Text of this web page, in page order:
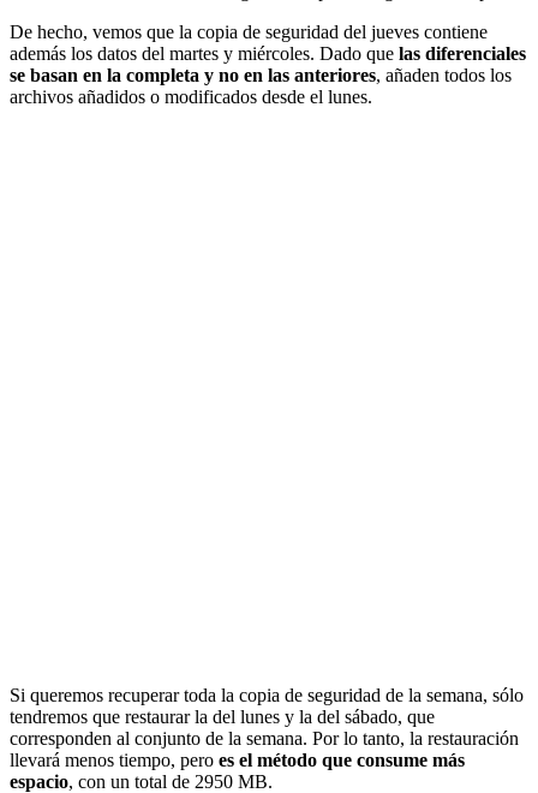
De hecho, vemos que la copia de seguridad del jueves contiene
además los datos del martes y miércoles. Dado que las diferenciales
se basan en la completa y no en las anteriores, añaden todos los
archivos añadidos o modificados desde el lunes.
Si queremos recuperar toda la copia de seguridad de la semana, sólo
tendremos que restaurar la del lunes y la del sábado, que
corresponden al conjunto de la semana. Por lo tanto, la restauración
llevará menos tiempo, pero es el método que consume más
espacio, con un total de 2950 MB.